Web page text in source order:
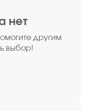
нет
другим
выбор!